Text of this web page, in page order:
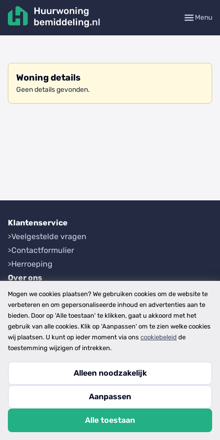
Menu
Woning details
Geen details gevonden.
Klantenservice
Veelgestelde vragen
Contactformulier
Herroeping
Over ons
Bedrijfsgegevens
Werkwijze
Overzichten
Plaatsen
Provincies
Copyright © 2026
privacy- en cookiebeleid
Mogen we cookies plaatsen? We gebruiken cookies om de website te
verbeteren en om gepersonaliseerde inhoud en advertenties aan te
bieden. Door op 'Alle toestaan' te klikken, gaat u akkoord met het
gebruik van alle cookies. Klik op 'Aanpassen' om te zien welke cookies
wij plaatsen. U kunt op ieder moment via ons cookiebeleid de
toestemming wijzigen of intrekken.
Alleen noodzakelijk
Aanpassen
Alle toestaan